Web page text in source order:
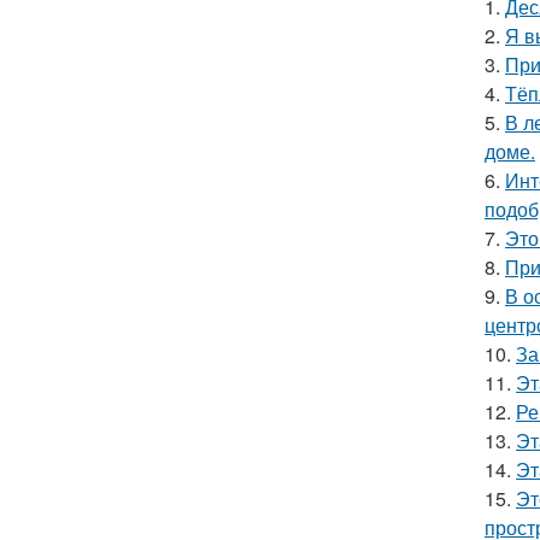
1.
2. Я
3.
4.
5. В
доме.
6.
7.
8.
9. В
10.
11.
12.
13.
14.
15.